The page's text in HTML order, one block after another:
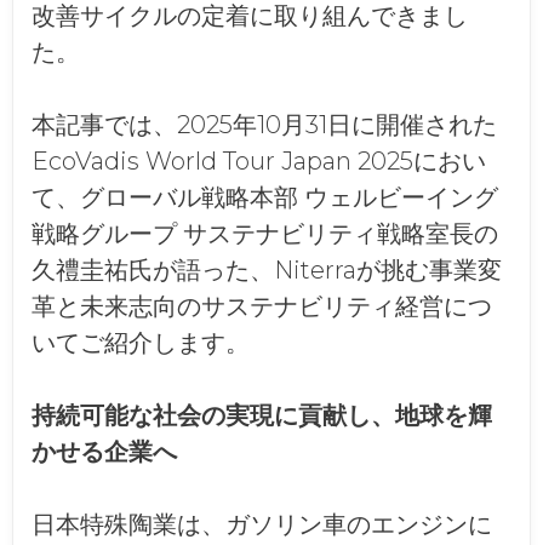
改善サイクルの定着に取り組んできまし
た。
本記事では、2025年10月31日に開催された
EcoVadis World Tour Japan 2025におい
て、グローバル戦略本部 ウェルビーイング
戦略グループ サステナビリティ戦略室長の
久禮圭祐氏が語った、Niterraが挑む事業変
革と未来志向のサステナビリティ経営につ
いてご紹介します。
持続可能な社会の実現に貢献し、地球を輝
かせる企業へ
日本特殊陶業は、ガソリン車のエンジンに